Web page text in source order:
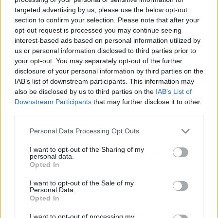
targeted advertising by us, please use the below opt-out
section to confirm your selection. Please note that after your
opt-out request is processed you may continue seeing
interest-based ads based on personal information utilized by
us or personal information disclosed to third parties prior to
your opt-out. You may separately opt-out of the further
disclosure of your personal information by third parties on the
IAB’s list of downstream participants. This information may
also be disclosed by us to third parties on the IAB’s List of
Downstream Participants that may further disclose it to other
Personal Data Processing Opt Outs
I want to opt-out of the Sharing of my
personal data.
Opted In
I want to opt-out of the Sale of my
Personal Data.
Opted In
I want to opt-out of processing my
Δομενίκου – Πιθανό παθολογικό αίτιο
Απολογισμός ΕΛ.ΑΣ. Θεσσαλίας: 574
συλλήψεις και δεκάδες εξιχνιάσεις τον Ιούλιο
6 Αυγούστου 2026, 16:09
ΥΠΑΑΤ: 38,1 εκατ. ευρώ για την ενίσχυση
κτηνοτρόφων που επλήγησαν από
ζωονόσους
6 Αυγούστου 2026, 15:26
Προγραμματισμένες διακοπές
Ιτέα, Άγιο Γεώργιο, Γεώργιο Καραϊσκάκη,
Κρανιά, Καππά, Φύλλο και Αμπελώνα
Εντοπίστηκε νέα μεγάλη φυτεία κάνναβης
στην Φθιώτιδα
6 Αυγούστου 2026, 14:36
6 Αυγούστου 2026, 13:45
Στη Σόφια θα ψάξει την πρόκριση ο
Παναθηναϊκός
5 Αυγούστου 2026, 23:33
Ο Φονσέκα απέκλεισε τον Τσιτσιπά
από το Masters του Μόντρεαλ
Σπουδαία μεταγραφική κίνηση για
5 Αυγούστου 2026, 19:38